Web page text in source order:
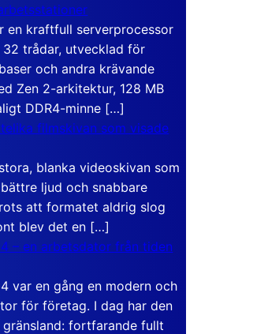
en kraftfull serverprocessor
32 trådar, utvecklad för
och andra krävande
Zen 2-arkitektur, 128 MB
DDR4-minne […]
filmskivan som visade
blanka videoskivan som
ljud och snabbare
att formatet aldrig slog
blev det en […]
– en arbetsdator från tiden
var en gång en modern och
för företag. I dag har den
fortfarande fullt